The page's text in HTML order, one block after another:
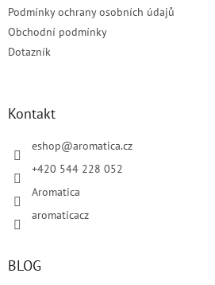
Podmínky ochrany osobních údajů
Obchodní podmínky
Dotazník
Kontakt
eshop@aromatica.cz
+420 544 228 052
Aromatica
aromaticacz
BLOG